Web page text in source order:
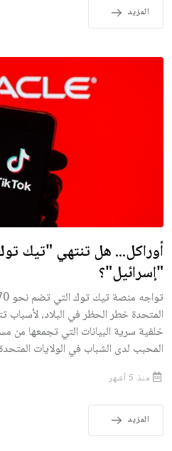
المزيد
أوراكل... هل تنتهي "تيك
"إسرائيل"؟
المتحدة خطر الحظر في البلاد، لأسباب
خلفية سرية البيانات التي تجمعها من
المحبب لدى الشباب في الولايات
منذ 5 أشهر
المزيد